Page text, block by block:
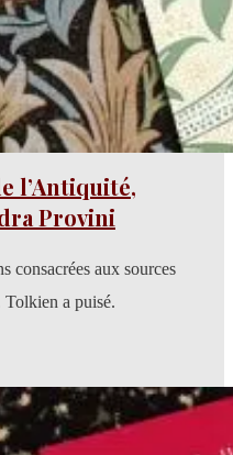
l’Antiquité,
Provini
consacrées aux sources
Tolkien a puisé.